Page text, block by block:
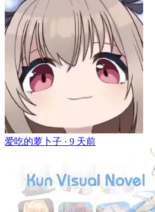
爱吃的萝卜子 · 9 天前